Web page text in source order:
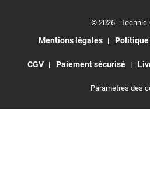
© 2026 -
Mentions légales
CGV Paiement sécurisé
Paramètres des